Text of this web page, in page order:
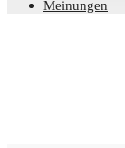
Mei­nun­gen